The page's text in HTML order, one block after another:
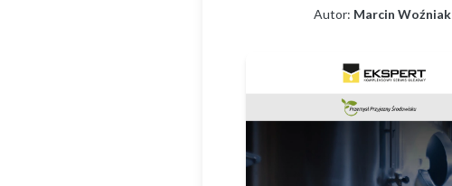
Autor: Marcin Woźniak